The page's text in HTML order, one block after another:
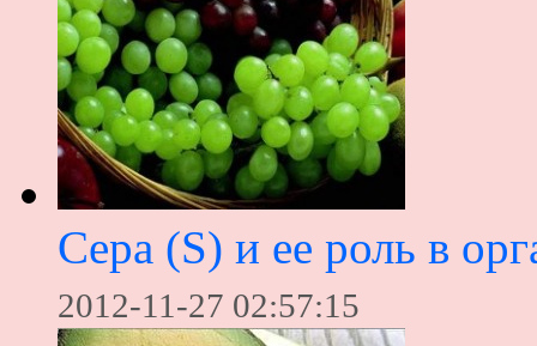
Сера (S) и ее роль в
2012-11-27 02:57:15